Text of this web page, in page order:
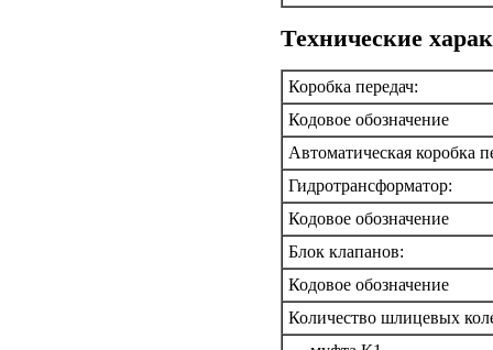
Технические
Коробка передач:
Кодовое обозначение
Автоматическая коробка
Гидротрансформатор:
Кодовое обозначение
Блок клапанов:
Кодовое обозначение
Количество шлицевых